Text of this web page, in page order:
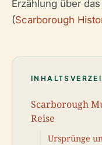
Erzählung über
(Scarborough
Scarborough
Reise
Ursprünge